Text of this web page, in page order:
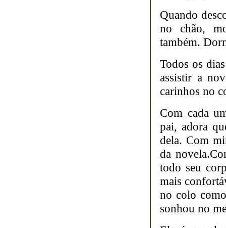
Quando
no chão,
também.
Todos os
assistir a
carinhos no
Com cada
pai, adora
dela. Com
da
todo seu
mais
no colo
sonhou no